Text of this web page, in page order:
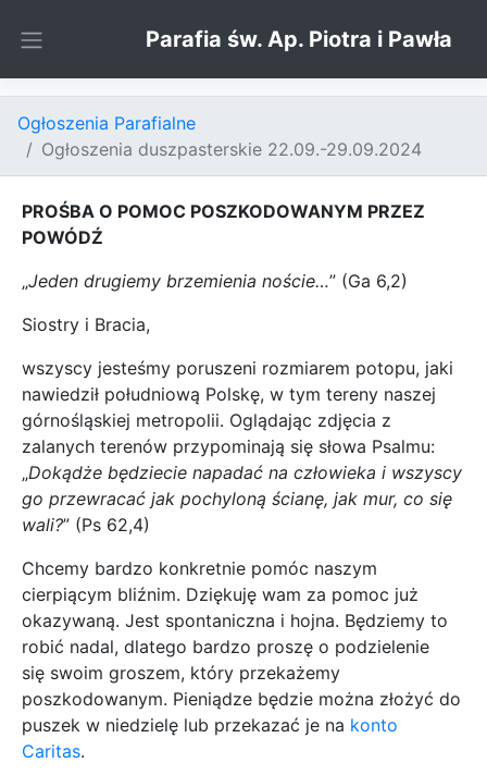
Parafia św. Ap. Piotra i Pawła
Ogłoszenia Parafialne
Ogłoszenia duszpasterskie 22.09.-29.09.2024
PROŚBA O POMOC POSZKODOWANYM PRZEZ
POWÓDŹ
„Jeden drugiemy brzemienia noście…” (Ga 6,2)
Siostry i Bracia,
wszyscy jesteśmy poruszeni rozmiarem potopu, jaki
nawiedził południową Polskę, w tym tereny naszej
górnośląskiej metropolii. Oglądając zdjęcia z
zalanych terenów przypominają się słowa Psalmu:
„Dokądże będziecie napadać na człowieka i wszyscy
go przewracać jak pochyloną ścianę, jak mur, co się
wali?” (Ps 62,4)
Chcemy bardzo konkretnie pomóc naszym
cierpiącym bliźnim. Dziękuję wam za pomoc już
okazywaną. Jest spontaniczna i hojna. Będziemy to
robić nadal, dlatego bardzo proszę o podzielenie
się swoim groszem, który przekażemy
poszkodowanym. Pieniądze będzie można złożyć do
puszek w niedzielę lub przekazać je na konto
Caritas.